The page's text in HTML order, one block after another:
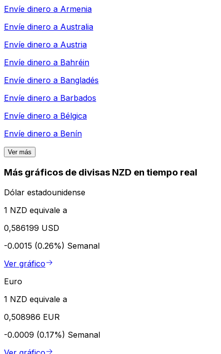
Envíe dinero a Armenia
Envíe dinero a Australia
Envíe dinero a Austria
Envíe dinero a Bahréin
Envíe dinero a Bangladés
Envíe dinero a Barbados
Envíe dinero a Bélgica
Envíe dinero a Benín
Ver más
Más gráficos de divisas NZD en tiempo real
Dólar estadounidense
1 NZD equivale a
0,586199 USD
-0.0015 (0.26%) Semanal
Ver gráfico
Euro
1 NZD equivale a
0,508986 EUR
-0.0009 (0.17%) Semanal